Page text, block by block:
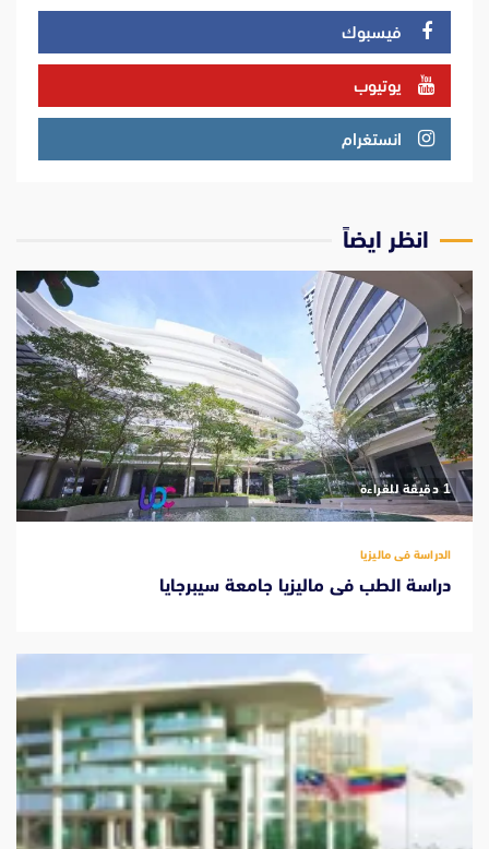
فيسبوك
يوتيوب
انستغرام
انظر ايضاً
‫1 دقيقة للقراءة
الدراسة فى ماليزيا
دراسة الطب فى ماليزيا جامعة سيبرجايا